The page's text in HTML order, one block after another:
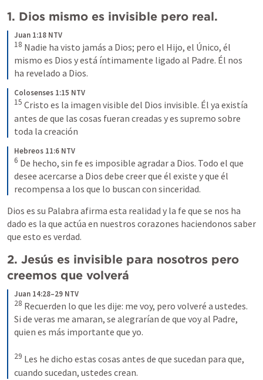
1. Dios mismo es invisible pero real.
Juan 1:18 NTV
18 Nadie ha visto jamás a Dios; pero el Hijo, el Único, él
mismo es Dios y está íntimamente ligado al Padre. Él nos
ha revelado a Dios.
Colosenses 1:15 NTV
15 Cristo es la imagen visible del Dios invisible. Él ya existía
antes de que las cosas fueran creadas y es supremo sobre
toda la creación
Hebreos 11:6 NTV
6 De hecho, sin fe es imposible agradar a Dios. Todo el que
desee acercarse a Dios debe creer que él existe y que él
recompensa a los que lo buscan con sinceridad.
Dios es su Palabra afirma esta realidad y la fe que se nos ha
dado es la que actúa en nuestros corazones haciendonos saber
que esto es verdad.
2. Jesús es invisible para nosotros pero
creemos que volverá
Juan 14:28–29 NTV
28 Recuerden lo que les dije: me voy, pero volveré a ustedes.
Si de veras me amaran, se alegrarían de que voy al Padre,
quien es más importante que yo.
29 Les he dicho estas cosas antes de que sucedan para que,
cuando sucedan, ustedes crean.